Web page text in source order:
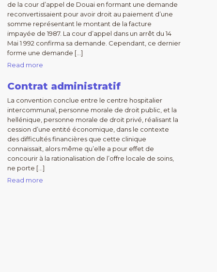
de la cour d’appel de Douai en formant une demande
reconvertissaient pour avoir droit au paiement d’une
somme représentant le montant de la facture
impayée de 1987. La cour d’appel dans un arrêt du 14
Mai 1 992 confirma sa demande. Cependant, ce dernier
forme une demande […]
Read more
Contrat administratif
La convention conclue entre le centre hospitalier
intercommunal, personne morale de droit public, et la
hellénique, personne morale de droit privé, réalisant la
cession d’une entité économique, dans le contexte
des difficultés financières que cette clinique
connaissait, alors même qu’elle a pour effet de
concourir à la rationalisation de l’offre locale de soins,
ne porte […]
Read more